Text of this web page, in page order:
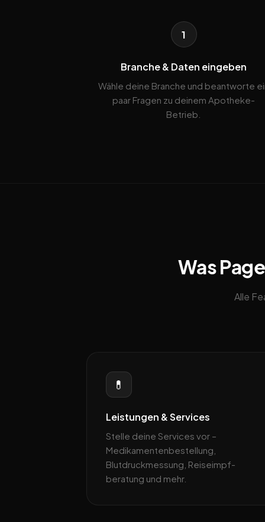
1
Branche & Daten eingeben
Wähle deine Branche und beantworte
paar Fragen zu deinem Apotheke-
Betrieb.
Was
Alle
💊
Leistungen & Services
Stelle deine Services vor –
Medikamenten­bestellung,
Blutdruckmessung, Reiseimpf­
beratung und mehr.